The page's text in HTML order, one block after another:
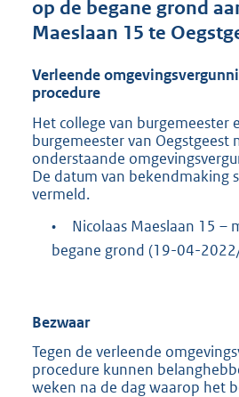
op de begane grond
Maeslaan 15 te
Verleende
procedure
Het college van burgemeester
burgemeester van Oegstgeest
onderstaande
De datum van bekendmaking
vermeld.
•
Nicolaas Maeslaan 15 –
begane grond (19-04-
Bezwaar
Tegen de verleende
procedure kunnen
weken na de dag waarop het